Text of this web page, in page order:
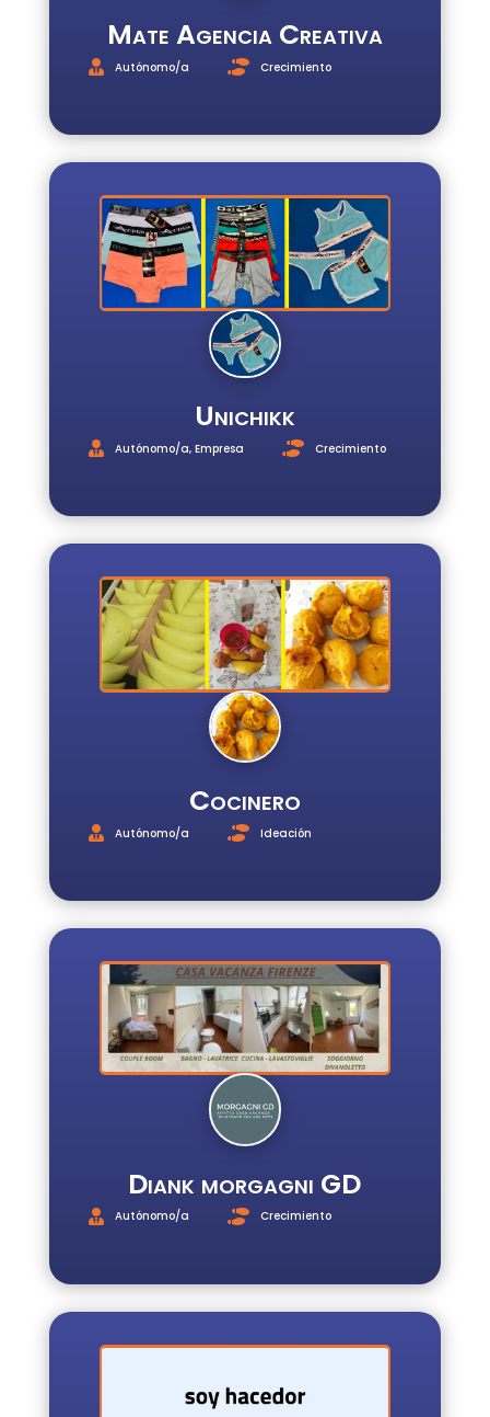
Mate Agencia Creativa
Autónomo/a Crecimiento
Unichikk
Autónomo/a, Empresa Crecimiento
Cocinero
Autónomo/a Ideación
Diank morgagni GD
Autónomo/a Crecimiento